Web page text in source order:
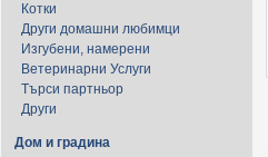
Котки
Други домашни любимци
Изгубени, намерени
Ветеринарни Услуги
Търси партньор
Други
Дом и градина